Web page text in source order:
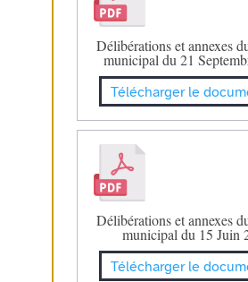
Délibérations et annexes
municipal du 21
Télécharger le
Délibérations et annexes
municipal du 15 Juin
Télécharger le